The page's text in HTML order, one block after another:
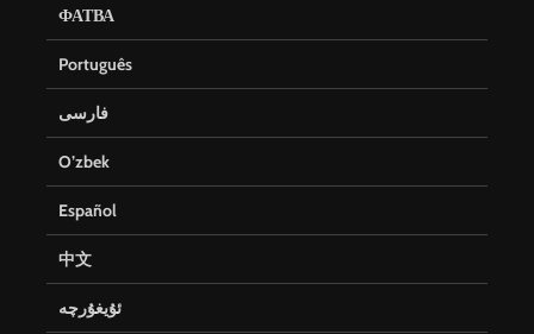
ФАТВА
Português
فارسی
O’zbek
Español
中文
ئۇيغۇرچە